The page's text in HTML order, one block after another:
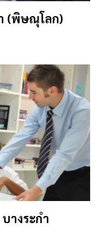
(พิษณุโลก)
างระกำ